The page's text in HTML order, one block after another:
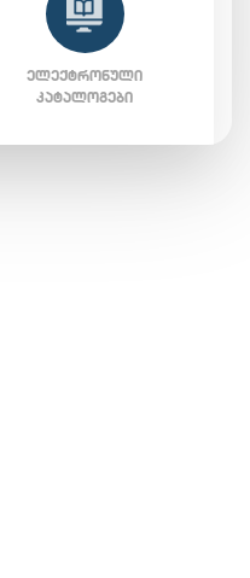
ᲔᲚᲔᲥᲢᲠᲝᲜᲣᲚᲘ
ᲙᲐᲢᲐᲚᲝᲒᲔᲑᲘ